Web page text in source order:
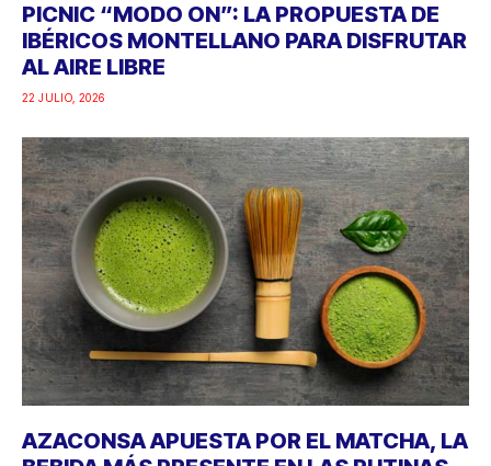
PICNIC “MODO ON”: LA PROPUESTA DE
IBÉRICOS MONTELLANO PARA DISFRUTAR
AL AIRE LIBRE
22 JULIO, 2026
AZACONSA APUESTA POR EL MATCHA, LA